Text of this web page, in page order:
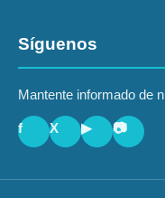
Síguenos
Mantente informado de
f X ▶ 📷